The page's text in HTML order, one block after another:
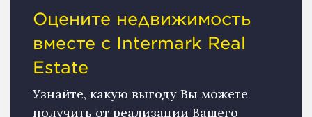
Оцените недвижимость
вместе с Intermark Real
Estate
Узнайте, какую выгоду Вы можете
получить от реализации Вашего